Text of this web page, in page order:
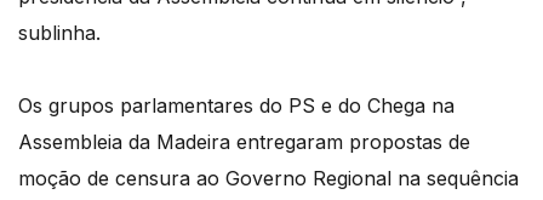
sublinha.
Os grupos parlamentares do PS e do Chega na
Assembleia da Madeira entregaram propostas de
moção de censura ao Governo Regional na sequência